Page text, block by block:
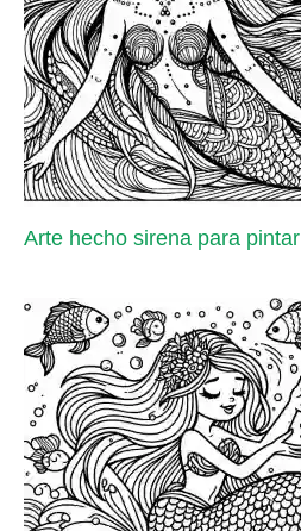
Arte hecho sirena para pintar